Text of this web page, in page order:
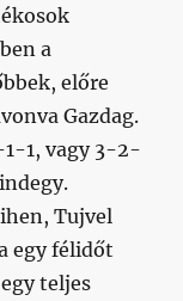
a
előre
Gazdag.
1, vagy 3-2-
Tujvel
egy félidőt
teljes